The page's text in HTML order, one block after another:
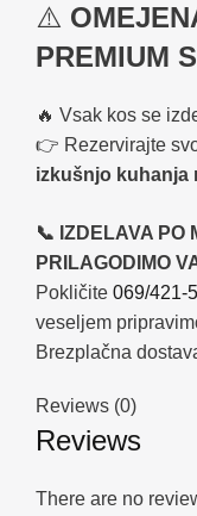
⚠️
PREMIUM
🔥 Vsak kos se
👉 Rezervirajte
izkušnjo kuhanja
📞 IZDELAVA PO
PRILAGODIMO
Pokličite 069/421-
veseljem
Brezplačna
Reviews (0)
Reviews
There are no